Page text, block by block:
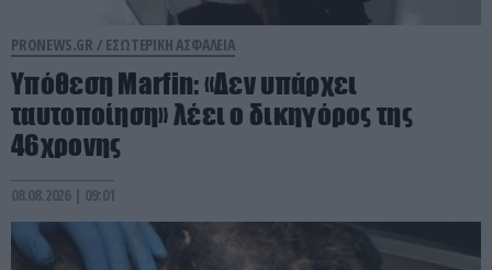
PRONEWS.GR / ΕΣΩΤΕΡΙΚΗ ΑΣΦΑΛΕΙΑ
Υπόθεση Marfin: «Δεν υπάρχει
ταυτοποίηση» λέει ο δικηγόρος της
46χρονης
08.08.2026 | 09:01